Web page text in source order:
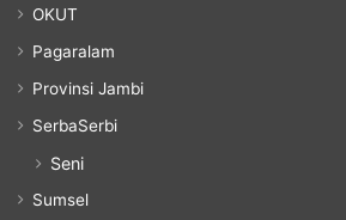
OKUT
Pagaralam
Provinsi Jambi
SerbaSerbi
Seni
Sumsel